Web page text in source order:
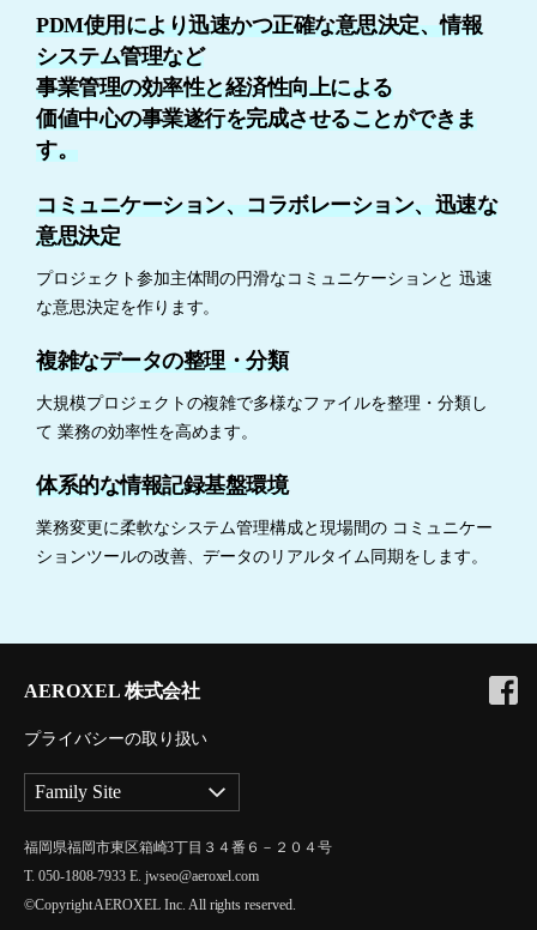
PDM使用により迅速かつ正確な意思決定、情報
システム管理など
事業管理の効率性と経済性向上による
価値中心の事業遂行を完成させることができま
す。
コミュニケーション、コラボレーション、迅速な
意思決定
プロジェクト参加主体間の円滑なコミュニケーションと 迅速
な意思決定を作ります。
複雑なデータの整理・分類
大規模プロジェクトの複雑で多様なファイルを整理・分類し
て 業務の効率性を高めます。
体系的な情報記録基盤環境
業務変更に柔軟なシステム管理構成と現場間のコミュニケー
ションツールの改善、データのリアルタイム同期をします。
AEROXEL 株式会社
プライバシーの取り扱い
Family Site
福岡県福岡市東区箱崎3丁目３４番６－２０４号
T. 050-1808-7933 E. jwseo@aeroxel.com
©Copyright AEROXEL Inc. All rights reserved.